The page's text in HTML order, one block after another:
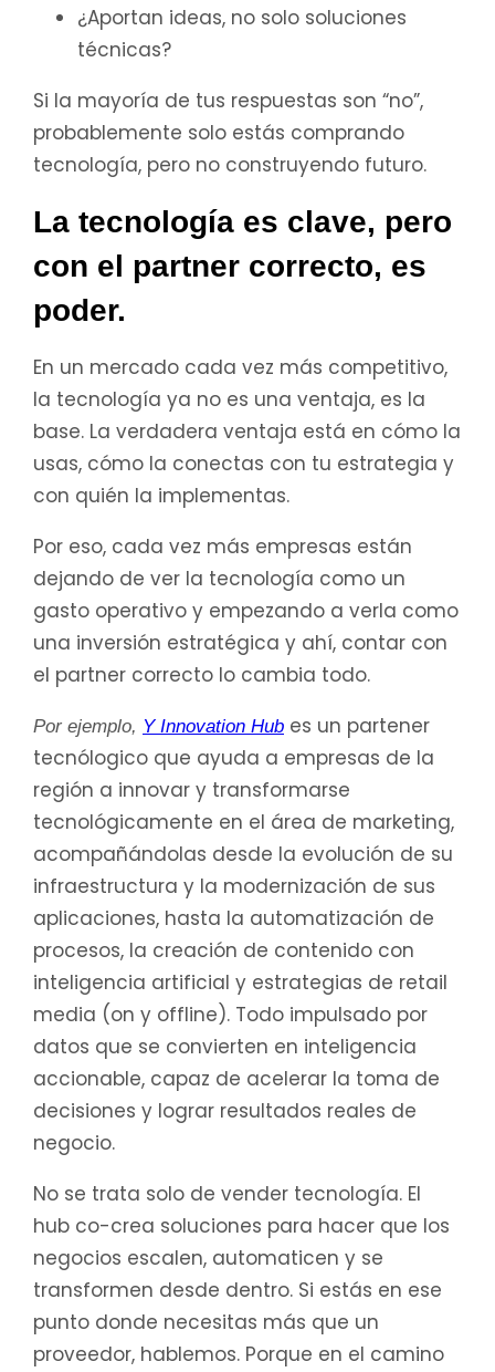
¿Aportan ideas, no solo soluciones
técnicas?
Si la mayoría de tus respuestas son “no”,
probablemente solo estás comprando
tecnología, pero no construyendo futuro.
La tecnología es clave, pero
con el partner correcto, es
poder.
En un mercado cada vez más competitivo,
la tecnología ya no es una ventaja, es la
base. La verdadera ventaja está en cómo la
usas, cómo la conectas con tu estrategia y
con quién la implementas.
Por eso, cada vez más empresas están
dejando de ver la tecnología como un
gasto operativo y empezando a verla como
una inversión estratégica y ahí, contar con
el partner correcto lo cambia todo.
Por ejemplo, Y Innovation Hub es un partener
tecnólogico que ayuda a empresas de la
región a innovar y transformarse
tecnológicamente en el área de marketing,
acompañándolas desde la evolución de su
infraestructura y la modernización de sus
aplicaciones, hasta la automatización de
procesos, la creación de contenido con
inteligencia artificial y estrategias de retail
media (on y offline). Todo impulsado por
datos que se convierten en inteligencia
accionable, capaz de acelerar la toma de
decisiones y lograr resultados reales de
negocio.
No se trata solo de vender tecnología. El
hub co-crea soluciones para hacer que los
negocios escalen, automaticen y se
transformen desde dentro. Si estás en ese
punto donde necesitas más que un
proveedor, hablemos. Porque en el camino